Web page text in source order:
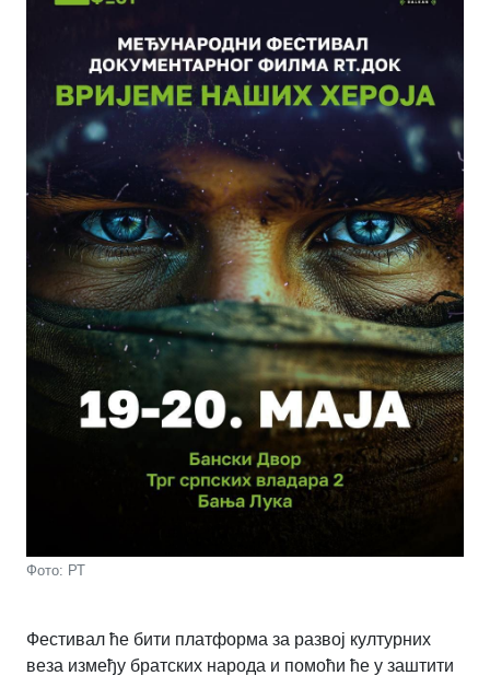
Фото: РТ
Фестивал ће бити платформа за развој културних
веза између братских народа и помоћи ће у заштити